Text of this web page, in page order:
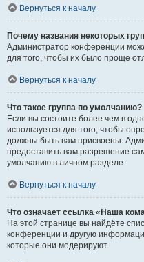
Вернуться к началу
Почему названия некоторых
Администратор конференции
для того, чтобы их было проще
Вернуться к началу
Что такое группа по умолчанию?
Если вы состоите более чем в
используется для того, чтобы
должны быть вам присвоены.
предоставить вам разрешение
умолчанию в личном разделе.
Вернуться к началу
Что означает ссылка «Наша
На этой странице вы найдёте
конференции и другую
которые они модерируют.